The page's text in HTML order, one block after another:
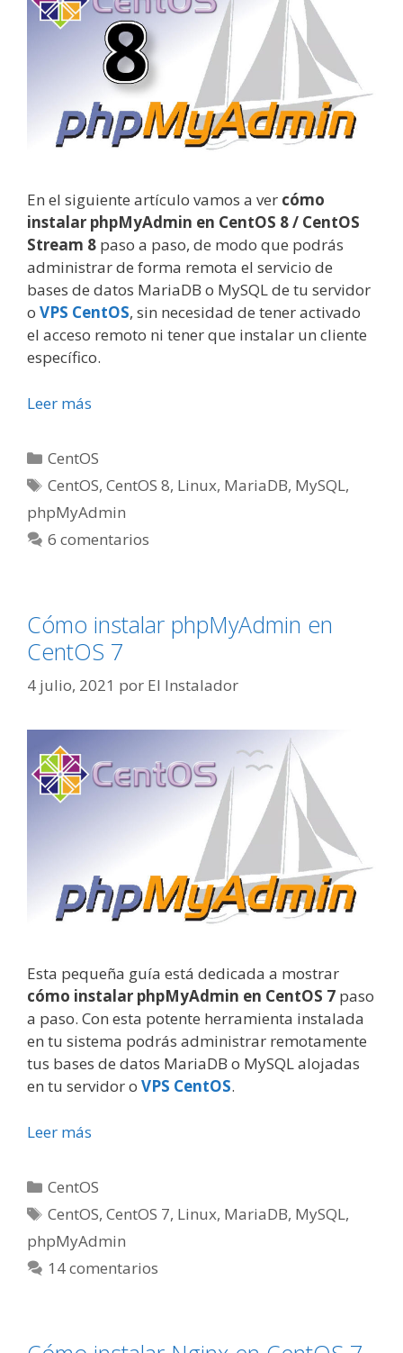
En el siguiente artículo vamos a ver cómo
instalar phpMyAdmin en CentOS 8 / CentOS
Stream 8 paso a paso, de modo que podrás
administrar de forma remota el servicio de
bases de datos MariaDB o MySQL de tu servidor
o VPS CentOS, sin necesidad de tener activado
el acceso remoto ni tener que instalar un cliente
específico.
Leer más
Categorías
CentOS
Etiquetas
CentOS,CentOS 8, Linux, MariaDB, MySQL,
phpMyAdmin
6 comentarios
Cómo instalar phpMyAdmin en
CentOS 7
4 julio, 2021 por El Instalador
Esta pequeña guía está dedicada a mostrar
cómo instalar phpMyAdmin en CentOS 7 paso
a paso. Con esta potente herramienta instalada
en tu sistema podrás administrar remotamente
tus bases de datos MariaDB o MySQL alojadas
en tu servidor o VPS CentOS.
Leer más
Categorías
CentOS
Etiquetas
CentOS,CentOS 7, Linux, MariaDB, MySQL,
phpMyAdmin
14 comentarios